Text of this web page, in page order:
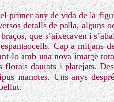
primer any de vida de la
detalls de palla, alguns
que s’aixecaven i
Cap a mitjans
lo amb una nova imatge
florals daurats i platejats.
manotes. Uns anys